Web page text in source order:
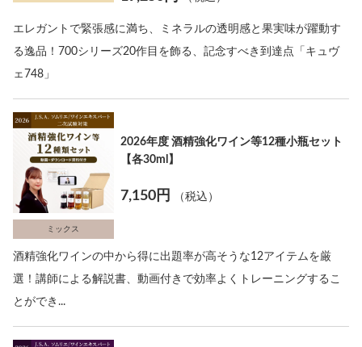
エレガントで緊張感に満ち、ミネラルの透明感と果実味が躍動す
る逸品！700シリーズ20作目を飾る、記念すべき到達点「キュヴ
ェ748」
ミックス
2026年度 酒精強化ワイン等12種小瓶セット
【各30ml】
7,150円 （税込）
酒精強化ワインの中から得に出題率が高そうな12アイテムを厳
選！講師による解説書、動画付きで効率よくトレーニングするこ
とができ...